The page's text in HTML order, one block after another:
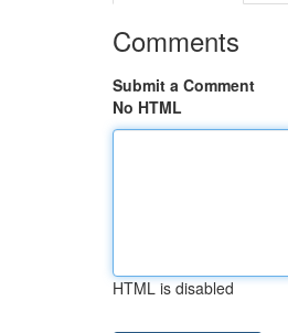
Comments
Submit a Comment
No HTML
HTML is disabled